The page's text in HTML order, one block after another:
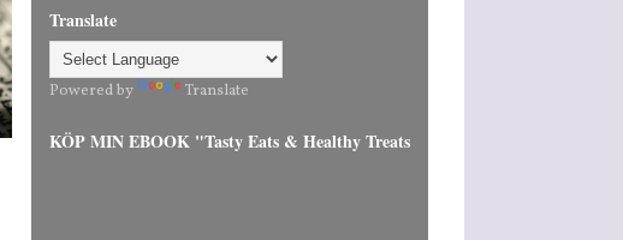
Translate
Powered by Translate
KÖP MIN EBOOK "Tasty Eats & Healthy Treats